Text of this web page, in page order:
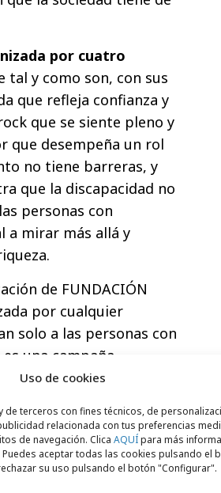
Uso de cookies
terceros con fines técnicos, de
relacionada con tus preferencias
de navegación. Clica AQUÍpara más
aceptar todas las cookies pulsando el
su uso pulsando el botón "Configurar".
por cuatro
tal y como son, con sus
que refleja confianza y
que se siente pleno y
que desempeña un rol
no tiene barreras, y
que la discapacidad no
personas con
a mirar más allá y
de FUNDACIÓN
por cualquier
solo a las personas con
una campaña
mensaje que puede
personas. La inclusión y
derecho a ser
a la sociedad a
diversidad como un